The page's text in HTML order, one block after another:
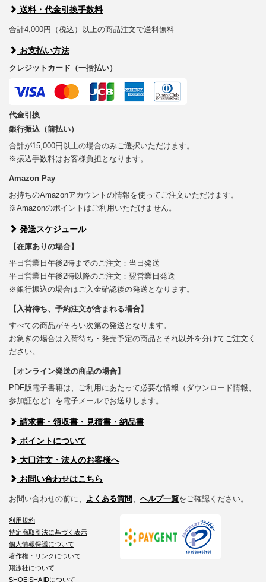
送料・代金引換手数料
合計4,000円（税込）以上の商品注文で送料無料
お支払い方法
クレジットカード（一括払い）
代金引換
銀行振込（前払い）
合計が15,000円以上の場合のみご選択いただけます。
※振込手数料はお客様負担となります。
Amazon Pay
お持ちのAmazonアカウントの情報を使ってご注文いただけます。
※Amazonのポイントはご利用いただけません。
発送スケジュール
【在庫ありの場合】
平日営業日午後2時までのご注文：当日発送
平日営業日午後2時以降のご注文：翌営業日発送
※銀行振込の場合はご入金確認後の発送となります。
【入荷待ち、予約注文が含まれる場合】
すべての商品がそろい次第の発送となります。
お急ぎの場合は入荷待ち・発売予定の商品とそれ以外を分けてご注文く
ださい。
【オンライン発送の商品の場合】
PDF版電子書籍は、ご利用にあたって必要な情報（ダウンロード情報、
参加証など）を電子メールでお送りします。
請求書・領収書・見積書・納品書
ポイントについて
大口注文・法人のお客様へ
お問い合わせはこちら
お問い合わせの前に、 よくある質問 ヘルプ一覧をご確認ください。
利用規約
特定商取引法に基づく表示
個人情報保護について
著作権・リンクについて
翔泳社について
SHOEISHA iDについて